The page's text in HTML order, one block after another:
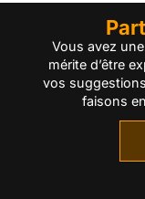
Vous avez
mérite d’être
vos
faisons